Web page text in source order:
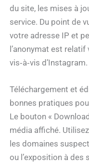
du site, les mises à
service. Du point de
votre adresse IP et
l’anonymat est relatif
vis‑à‑vis d’Instagram.
Téléchargement et
bonnes pratiques
Le bouton «
média affiché.
les domaines
ou l’exposition à des